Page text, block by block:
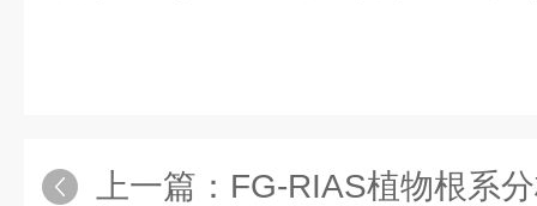
上一篇： FG-RIAS植物根系